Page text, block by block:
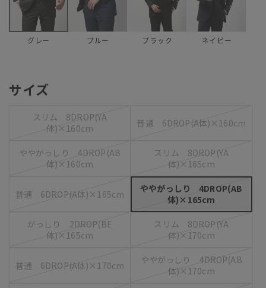
グレー ブルー ブラック ネイビー
サイズ
スリム 8DROP(YA
体)×160cm
普通 6DROP(A体)×160cm
ややがっしり 4DROP(AB
体)×160cm
スリム 8DROP(YA
体)×165cm
普通 6DROP(A体)×165cm
ややがっしり 4DROP(AB
体)×165cm
がっしり 2DROP(BE
体)×165cm
スリム 8DROP(YA
体)×170cm
普通 6DROP(A体)×170cm
ややがっしり 4DROP(AB
体)×170cm